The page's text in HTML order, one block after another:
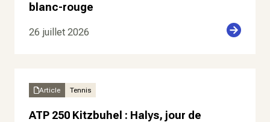
blanc-rouge
26 juillet 2026
Article Tennis
ATP 250 Kitzbuhel : Halys, jour de